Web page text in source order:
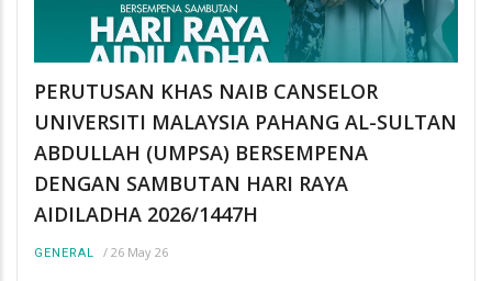
PERUTUSAN KHAS NAIB CANSELOR
UNIVERSITI MALAYSIA PAHANG AL-SULTAN
ABDULLAH (UMPSA) BERSEMPENA
DENGAN SAMBUTAN HARI RAYA
AIDILADHA 2026/1447H
GENERAL / 26 May 26